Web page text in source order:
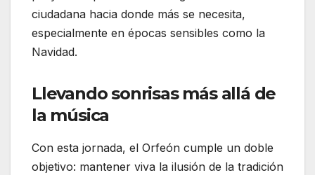
ciudadana hacia donde más se necesita,
especialmente en épocas sensibles como la
Navidad.
Llevando sonrisas más allá de
la música
Con esta jornada, el Orfeón cumple un doble
objetivo: mantener viva la ilusión de la tradición